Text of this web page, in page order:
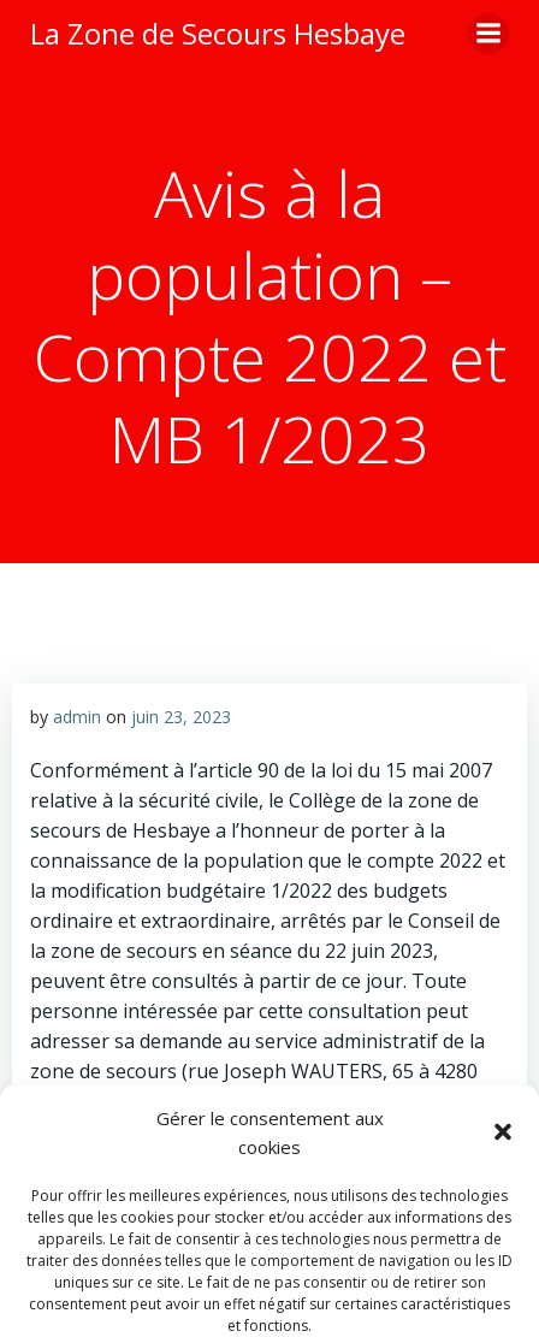
Gérer le consentement aux
cookies
Pour offrir les meilleures expériences, nous utilisons des technologies
telles que les cookies pour stocker et/ou accéder aux informations des
appareils. Le fait de consentir à ces technologies nous permettra de
traiter des données telles que le comportement de navigation ou les ID
uniques sur ce site. Le fait de ne pas consentir ou de retirer son
consentement peut avoir un effet négatif sur certaines caractéristiques
et fonctions.
au
La Zone de Secours Hesbaye
Avis à la
population –
Compte 2022 et
MB 1/2023
by admin on juin 23, 2023
Conformément à l’article 90 de la loi du 15 mai 2007
relative à la sécurité civile, le Collège de la zone de
secours de Hesbaye a l’honneur de porter à la
connaissance de la population que le compte 2022 et
la modification budgétaire 1/2022 des budgets
ordinaire et extraordinaire, arrêtés par le Conseil de
la zone de secours en séance du 22 juin 2023,
peuvent être consultés à partir de ce jour. Toute
personne intéressée par cette consultation peut
adresser sa demande au service administratif de la
zone de secours (rue Joseph WAUTERS, 65 à 4280
d’ouverture des bureaux.Le présent avis sera affiché
aux valves de la zone de secours, rue Joseph
WAUTERS, 65 à 4280 HANNUT du 23 juin 2023 au 24
juillet 2023.Publication compte 2022 Avis publication
MB12023La modification budgétaire 1/2023 a été
approuvée par le Gouverneur par arrêté du 4 août
2023. Le compte budgétaire 2022 a été approuvé par